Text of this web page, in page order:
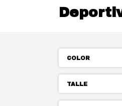
COLOR
TALLE